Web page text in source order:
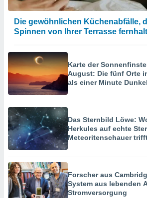
Die gewöhnlichen Küchenabfälle,
Spinnen von Ihrer Terrasse
Karte der
August: Die fünf Orte
als einer Minute
Das Sternbild Löwe:
Herkules auf echte
Meteoritenschauer
Forscher aus
System aus lebenden
Stromversorgung